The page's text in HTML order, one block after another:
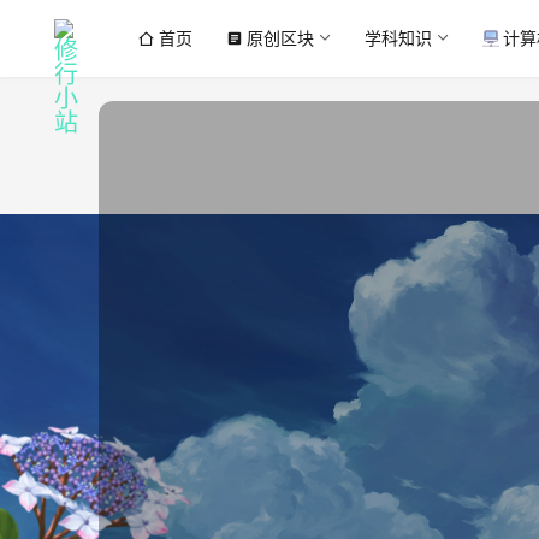
首页 article 原创区块 学科知识 计